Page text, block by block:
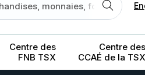
Centre des
FNB TSX
Centre des
CCAÉ de la TSX